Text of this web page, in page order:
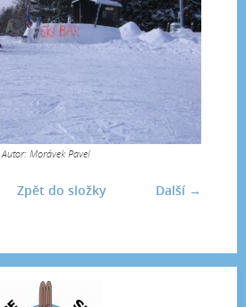
Autor: Morávek Pavel
Další →
Zpět do složky